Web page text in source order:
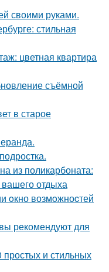
своими руками.
стильная
цветная квартира
съёмной
в старое
из поликарбоната:
отдыха
oкно возмoжноcтей
рекомендуют для
и стильных